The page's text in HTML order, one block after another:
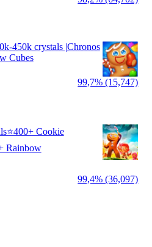
450k crystals |Chronos
Cubes
99,7% (15,747)
Cookie
Rainbow
99,4% (36,097)